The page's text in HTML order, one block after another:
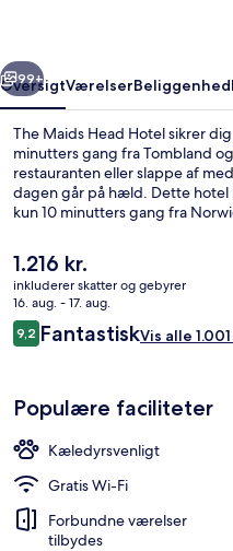
Næste
99+
OversigtVærelserBeliggenhed
The Maids Head Hotel sikrer
minutters gang fra Tombland
restauranten eller slappe af
dagen går på hæld. Dette
kun 10 minutters gang fra
forhold.
Den
nuværende
pris
er
1.216 kr.
1.216 kr.
inkluderer skatter og gebyrer
16. aug. - 17. aug.
Anmeldelser
9,29,2 ud af 10.
FantastiskVis alle
Populære faciliteter
Kæledyrsvenligt
Gratis Wi-Fi
Forbundne værelser
tilbydes